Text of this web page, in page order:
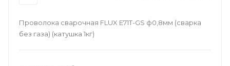
Проволока сварочная FLUX E71T-GS ф0,8мм (сварка
без газа) (катушка 1кг)